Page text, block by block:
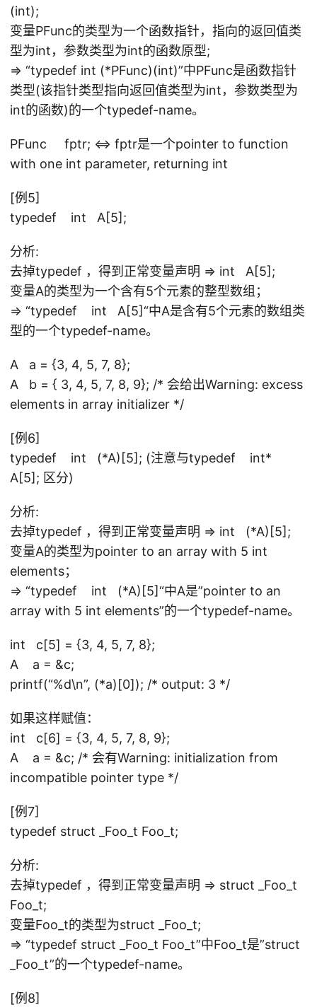
(int);
变量PFunc的类型为一个函数指针，指向的返回值类
型为int，参数类型为int的函数原型;
=> “typedef int (*PFunc)(int)”中PFunc是函数指针
类型(该指针类型指向返回值类型为int，参数类型为
int的函数)的一个typedef-name。
PFunc fptr; <=> fptr是一个pointer to function
with one int parameter, returning int
[例5]
typedef int A[5];
分析:
去掉typedef ，得到正常变量声明 => int A[5];
变量A的类型为一个含有5个元素的整型数组；
=> “typedef int A[5]“中A是含有5个元素的数组类
型的一个typedef-name。
A a = {3, 4, 5, 7, 8};
A b = { 3, 4, 5, 7, 8, 9}; /* 会给出Warning: excess
elements in array initializer */
[例6]
typedef int (*A)[5]; (注意与typedef int*
A[5]; 区分)
分析:
去掉typedef ，得到正常变量声明 => int (*A)[5];
变量A的类型为pointer to an array with 5 int
elements；
=> “typedef int (*A)[5]“中A是”pointer to an
array with 5 int elements”的一个typedef-name。
int c[5] = {3, 4, 5, 7, 8};
A a = &c;
printf(“%d\n”, (*a)[0]); /* output: 3 */
如果这样赋值：
int c[6] = {3, 4, 5, 7, 8, 9};
A a = &c; /* 会有Warning: initialization from
incompatible pointer type */
[例7]
typedef struct _Foo_t Foo_t;
分析:
去掉typedef ，得到正常变量声明 => struct _Foo_t
Foo_t;
变量Foo_t的类型为struct _Foo_t;
=> “typedef struct _Foo_t Foo_t”中Foo_t是”struct
_Foo_t”的一个typedef-name。
[例8]